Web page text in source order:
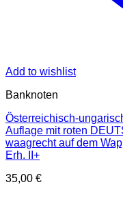
Add to wishlist
Banknoten
Österreichisch-
Auflage mit roten
waagrecht auf dem
Erh. II+
35,00 €